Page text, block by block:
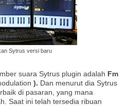
Sytrus versi baru
suara Sytrus plugin adalah Fm
). Dan menurut dia Sytrus
di pasaran, yang mana
Saat ini telah tersedia ribuan